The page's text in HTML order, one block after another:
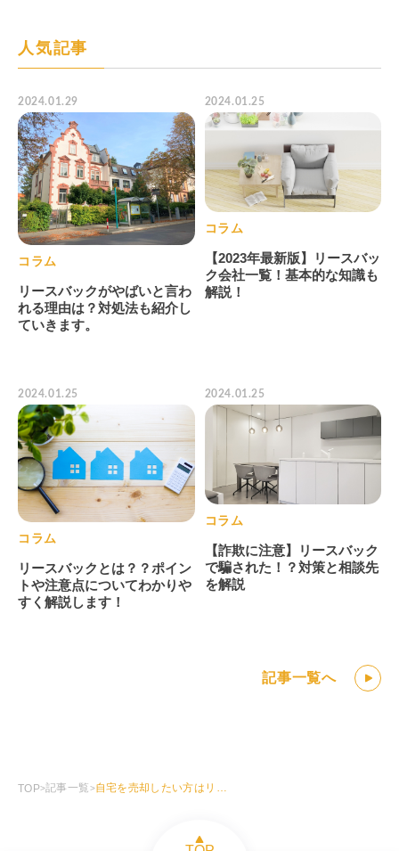
人気記事
2024.01.29
コラム
リースバックがやばいと言わ
れる理由は？対処法も紹介し
ていきます。
2024.01.25
コラム
【2023年最新版】リースバッ
ク会社一覧！基本的な知識も
解説！
2024.01.25
コラム
リースバックとは？？ポイン
トや注意点についてわかりや
すく解説します！
2024.01.25
コラム
【詐欺に注意】リースバック
で騙された！？対策と相談先
を解説
記事一覧へ
TOP>記事一覧> 自宅を売却したい方はリースバックを考えてみませんか？